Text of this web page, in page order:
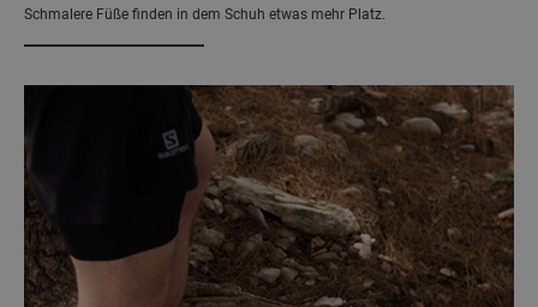
Schmalere Füße finden in dem Schuh etwas mehr Platz.